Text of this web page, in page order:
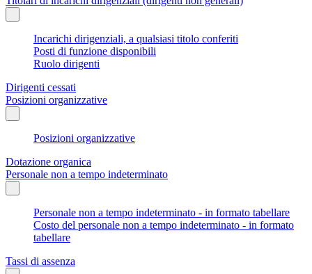
Incarichi dirigenziali, a qualsiasi titolo conferiti
Posti di funzione disponibili
Ruolo dirigenti
Dirigenti cessati
Posizioni organizzative
Posizioni organizzative
Dotazione organica
Personale non a tempo indeterminato
Personale non a tempo indeterminato - in formato tabellare
Costo del personale non a tempo indeterminato - in formato
tabellare
Tassi di assenza